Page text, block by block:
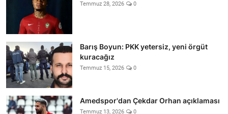
Temmuz 28, 2026 0
Barış Boyun: PKK yetersiz, yeni örgüt
kuracağız
Temmuz 15, 2026 0
Amedspor'dan Çekdar Orhan açıklaması
Temmuz 13, 2026 0